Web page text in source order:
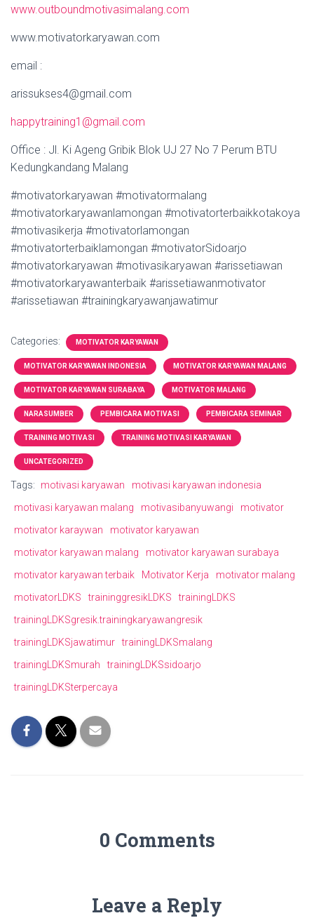
www.outboundmotivasimalang.com
www.motivatorkaryawan.com
email :
arissukses4@gmail.com
happytraining1@gmail.com
Office : Jl. Ki Ageng Gribik Blok UJ 27 No 7 Perum BTU
Kedungkandang Malang
#motivatorkaryawan #motivatormalang
#motivatorkaryawanlamongan #motivatorterbaikkotakoya
#motivasikerja #motivatorlamongan
#motivatorterbaiklamongan #motivatorSidoarjo
#motivatorkaryawan #motivasikaryawan #arissetiawan
#motivatorkaryawanterbaik #arissetiawanmotivator
#arissetiawan #trainingkaryawanjawatimur
Categories: MOTIVATOR KARYAWAN
MOTIVATOR KARYAWAN INDONESIA MOTIVATOR KARYAWAN MALANG
MOTIVATOR KARYAWAN SURABAYA MOTIVATOR MALANG
NARASUMBER PEMBICARA MOTIVASI PEMBICARA SEMINAR
TRAINING MOTIVASI TRAINING MOTIVASI KARYAWAN
UNCATEGORIZED
Tags: motivasi karyawan
motivasi karyawan indonesia
motivasi karyawan malang
motivasibanyuwangi
motivator
motivator karaywan
motivator karyawan
motivator karyawan malang
motivator karyawan surabaya
motivator karyawan terbaik
Motivator Kerja
motivator malang
motivatorLDKS
traininggresikLDKS
trainingLDKS
trainingLDKSgresik.trainingkaryawangresik
trainingLDKSjawatimur
trainingLDKSmalang
trainingLDKSmurah
trainingLDKSsidoarjo
trainingLDKSterpercaya
0 Comments
Leave a Reply